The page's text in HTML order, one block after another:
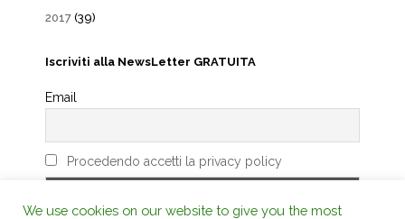
2017 (39)
Iscriviti alla NewsLetter GRATUITA
Email
Procedendo accetti la privacy policy
We use cookies on our website to give you the most